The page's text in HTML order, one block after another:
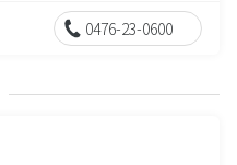
0476-23-0600